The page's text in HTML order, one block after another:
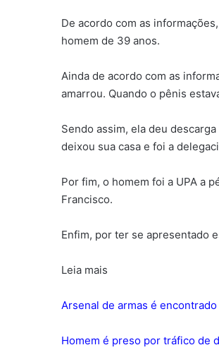
De acordo com as
homem de 39 anos.
Ainda de acordo com as
amarrou. Quando o pênis
Sendo assim, ela deu
deixou sua casa e foi a
Por fim, o homem foi a UPA a
Francisco.
Enfim, por ter se apresentado
Leia mais
Arsenal de armas é
Homem é preso por tráfico de